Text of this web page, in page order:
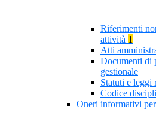
Riferimenti
attività 1
Atti
Documenti di
gestionale
Statuti e leggi
Codice
Oneri informativi